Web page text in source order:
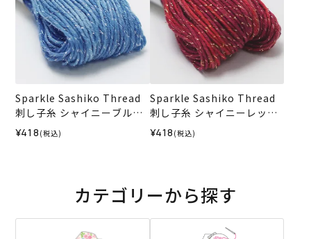
Sparkle Sashiko Thread
刺し子糸 シャイニーブルー
＜502＞
¥418 (税込)
Sparkle Sashiko Thread
刺し子糸 シャイニーレッド
＜501＞
¥418 (税込)
カテゴリーから探す